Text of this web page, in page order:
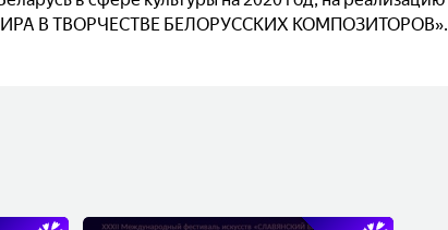
В ТВОРЧЕСТВЕ БЕЛОРУССКИХ КОМПОЗИТОРОВ».